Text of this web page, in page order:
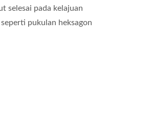
selesai pada kelajuan
pukulan heksagon